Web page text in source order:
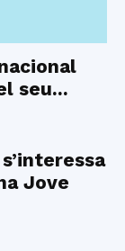
seu...
Jove